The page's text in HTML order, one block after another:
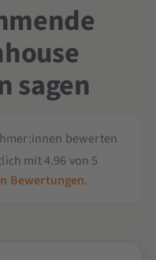
sagen
bewerten
mit4.96 von 5
Bewertungen.